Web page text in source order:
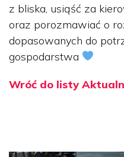
z bliska, usiąść za
oraz porozmawiać o
dopasowanych do
gospodarstwa
Wróć do listy